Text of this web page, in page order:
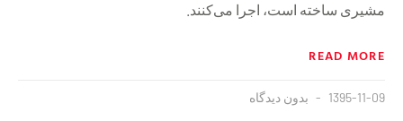
مشیری ساخته است، اجرا می‌کنند.
READ MORE
1395-11-09 بدون دیدگاه